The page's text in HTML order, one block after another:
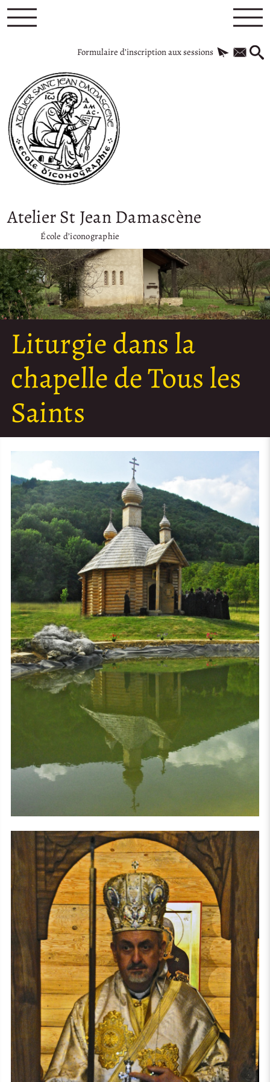
Formulaire d’inscription aux sessions
Atelier St Jean Damascène
École d’iconographie
Liturgie dans la
chapelle de Tous les
Saints